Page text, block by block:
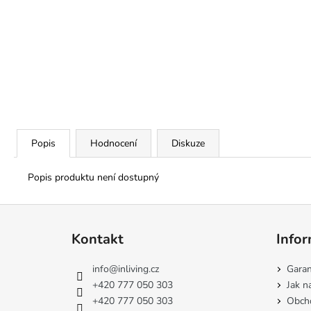
Popis Hodnocení Diskuze
Popis produktu není dostupný
Kontakt
info@inliving.cz
+420 777 050 303
+420 777 050 303
Jak